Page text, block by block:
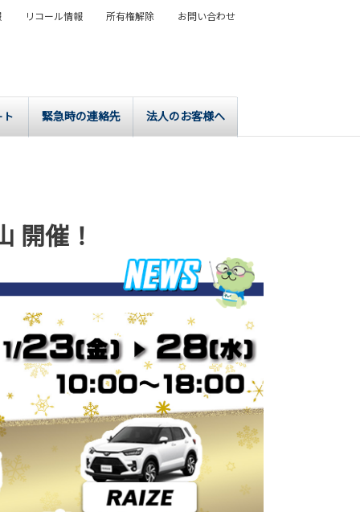
緊急時の連絡先 法人のお客様へ
リコール情報 所有権解除 お問い合わせ
開催！